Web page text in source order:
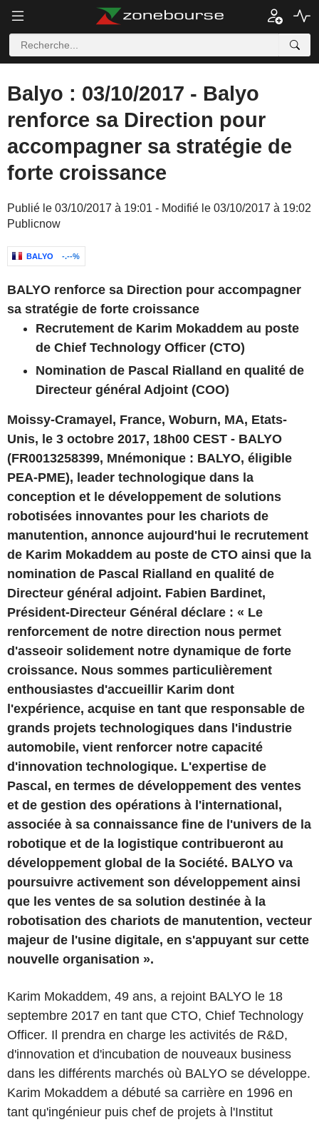
Balyo : 03/10/2017 - Balyo
renforce sa Direction pour
accompagner sa stratégie de
forte croissance
Publié le 03/10/2017 à 19:01 - Modifié le 03/10/2017 à 19:02
Publicnow
BALYO -.--%
BALYO renforce sa Direction pour accompagner
sa stratégie de forte croissance
Recrutement de Karim Mokaddem au poste
de Chief Technology Officer (CTO)
Nomination de Pascal Rialland en qualité de
Directeur général Adjoint (COO)
Moissy-Cramayel , France, Woburn, MA, Etats-
Unis, le 3 octobre 2017, 18h00 CEST - BALYO
(FR0013258399, Mnémonique : BALYO, éligible
PEA-PME), leader technologique dans la
conception et le développement de solutions
robotisées innovantes pour les chariots de
manutention, annonce aujourd'hui le recrutement
de Karim Mokaddem au poste de CTO ainsi que la
nomination de Pascal Rialland en qualité de
Directeur général adjoint. Fabien Bardinet,
Président-Directeur Général déclare : « Le
renforcement de notre direction nous permet
d'asseoir solidement notre dynamique de forte
croissance. Nous sommes particulièrement
enthousiastes d'accueillir Karim dont
l'expérience, acquise en tant que responsable de
grands projets technologiques dans l'industrie
automobile, vient renforcer notre capacité
d'innovation technologique. L'expertise de
Pascal, en termes de développement des ventes
et de gestion des opérations à l'international,
associée à sa connaissance fine de l'univers de la
robotique et de la logistique contribueront au
développement global de la Société. BALYO va
poursuivre activement son développement ainsi
que les ventes de sa solution destinée à la
robotisation des chariots de manutention, vecteur
majeur de l'usine digitale, en s'appuyant sur cette
nouvelle organisation ».
Karim Mokaddem, 49 ans, a rejoint BALYO le 18
septembre 2017 en tant que CTO, Chief Technology
Officer. Il prendra en charge les activités de R&D,
d'innovation et d'incubation de nouveaux business
dans les différents marchés où BALYO se développe.
Karim Mokaddem a débuté sa carrière en 1996 en
tant qu'ingénieur puis chef de projets à l'Institut